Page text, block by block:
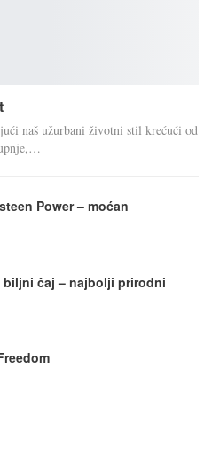
naš užurbani životni stil krećući od
Power – moćan
biljni čaj – najbolji prirodni